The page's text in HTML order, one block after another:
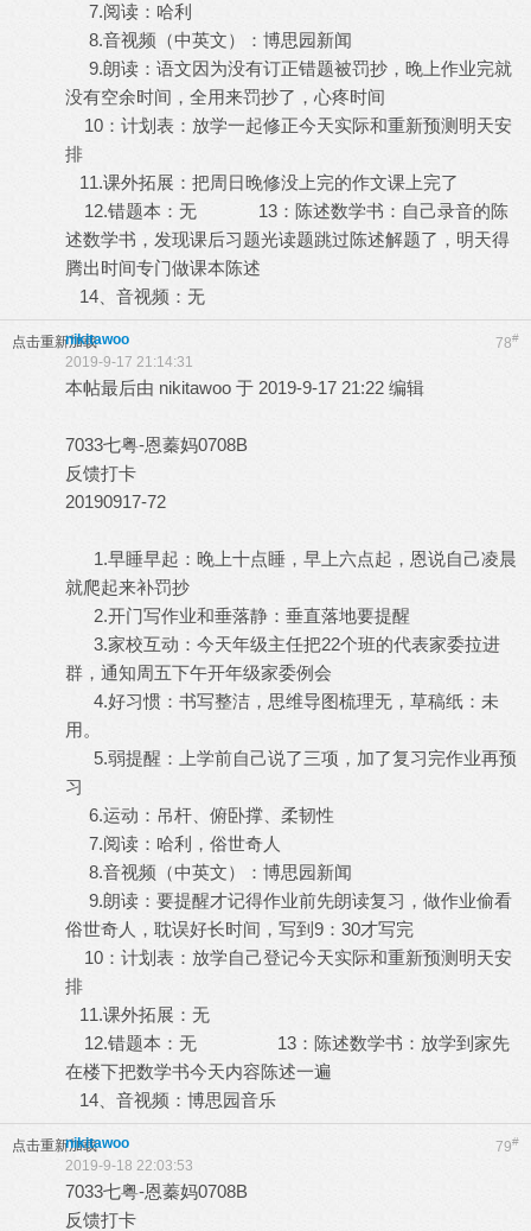
7.阅读：哈利
8.音视频（中英文）：博思园新闻
9.朗读：语文因为没有订正错题被罚抄，晚上作业完就
没有空余时间，全用来罚抄了，心疼时间
10：计划表：放学一起修正今天实际和重新预测明天安
排
11.课外拓展：把周日晚修没上完的作文课上完了
12.错题本：无 13：陈述数学书：自己录音的陈
述数学书，发现课后习题光读题跳过陈述解题了，明天得
腾出时间专门做课本陈述
14、音视频：无
点击重新加载 78#
nikitawoo
2019-9-17 21:14:31
本帖最后由 nikitawoo 于 2019-9-17 21:22 编辑
7033七粤-恩蓁妈0708B
反馈打卡
20190917-72
1.早睡早起：晚上十点睡，早上六点起，恩说自己凌晨
就爬起来补罚抄
2.开门写作业和垂落静：垂直落地要提醒
3.家校互动：今天年级主任把22个班的代表家委拉进
群，通知周五下午开年级家委例会
4.好习惯：书写整洁，思维导图梳理无，草稿纸：未
用。
5.弱提醒：上学前自己说了三项，加了复习完作业再预
习
6.运动：吊杆、俯卧撑、柔韧性
7.阅读：哈利，俗世奇人
8.音视频（中英文）：博思园新闻
9.朗读：要提醒才记得作业前先朗读复习，做作业偷看
俗世奇人，耽误好长时间，写到9：30才写完
10：计划表：放学自己登记今天实际和重新预测明天安
排
11.课外拓展：无
12.错题本：无 13：陈述数学书：放学到家先
在楼下把数学书今天内容陈述一遍
14、音视频：博思园音乐
点击重新加载 79#
nikitawoo
2019-9-18 22:03:53
7033七粤-恩蓁妈0708B
反馈打卡